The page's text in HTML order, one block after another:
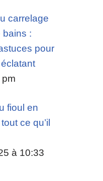
carrelage
bains :
pour
fioul en
ce qu’il
à 10:33